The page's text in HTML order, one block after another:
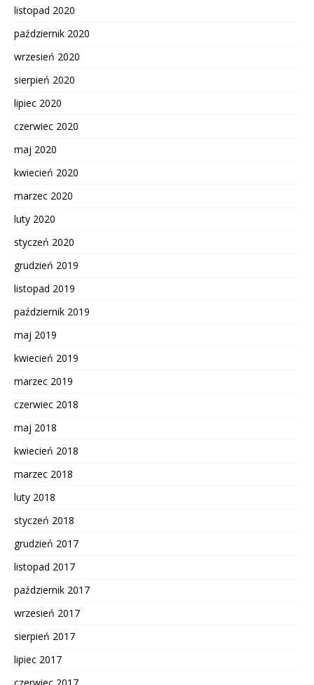
listopad 2020
październik 2020
wrzesień 2020
sierpień 2020
lipiec 2020
czerwiec 2020
maj 2020
kwiecień 2020
marzec 2020
luty 2020
styczeń 2020
grudzień 2019
listopad 2019
październik 2019
maj 2019
kwiecień 2019
marzec 2019
czerwiec 2018
maj 2018
kwiecień 2018
marzec 2018
luty 2018
styczeń 2018
grudzień 2017
listopad 2017
październik 2017
wrzesień 2017
sierpień 2017
lipiec 2017